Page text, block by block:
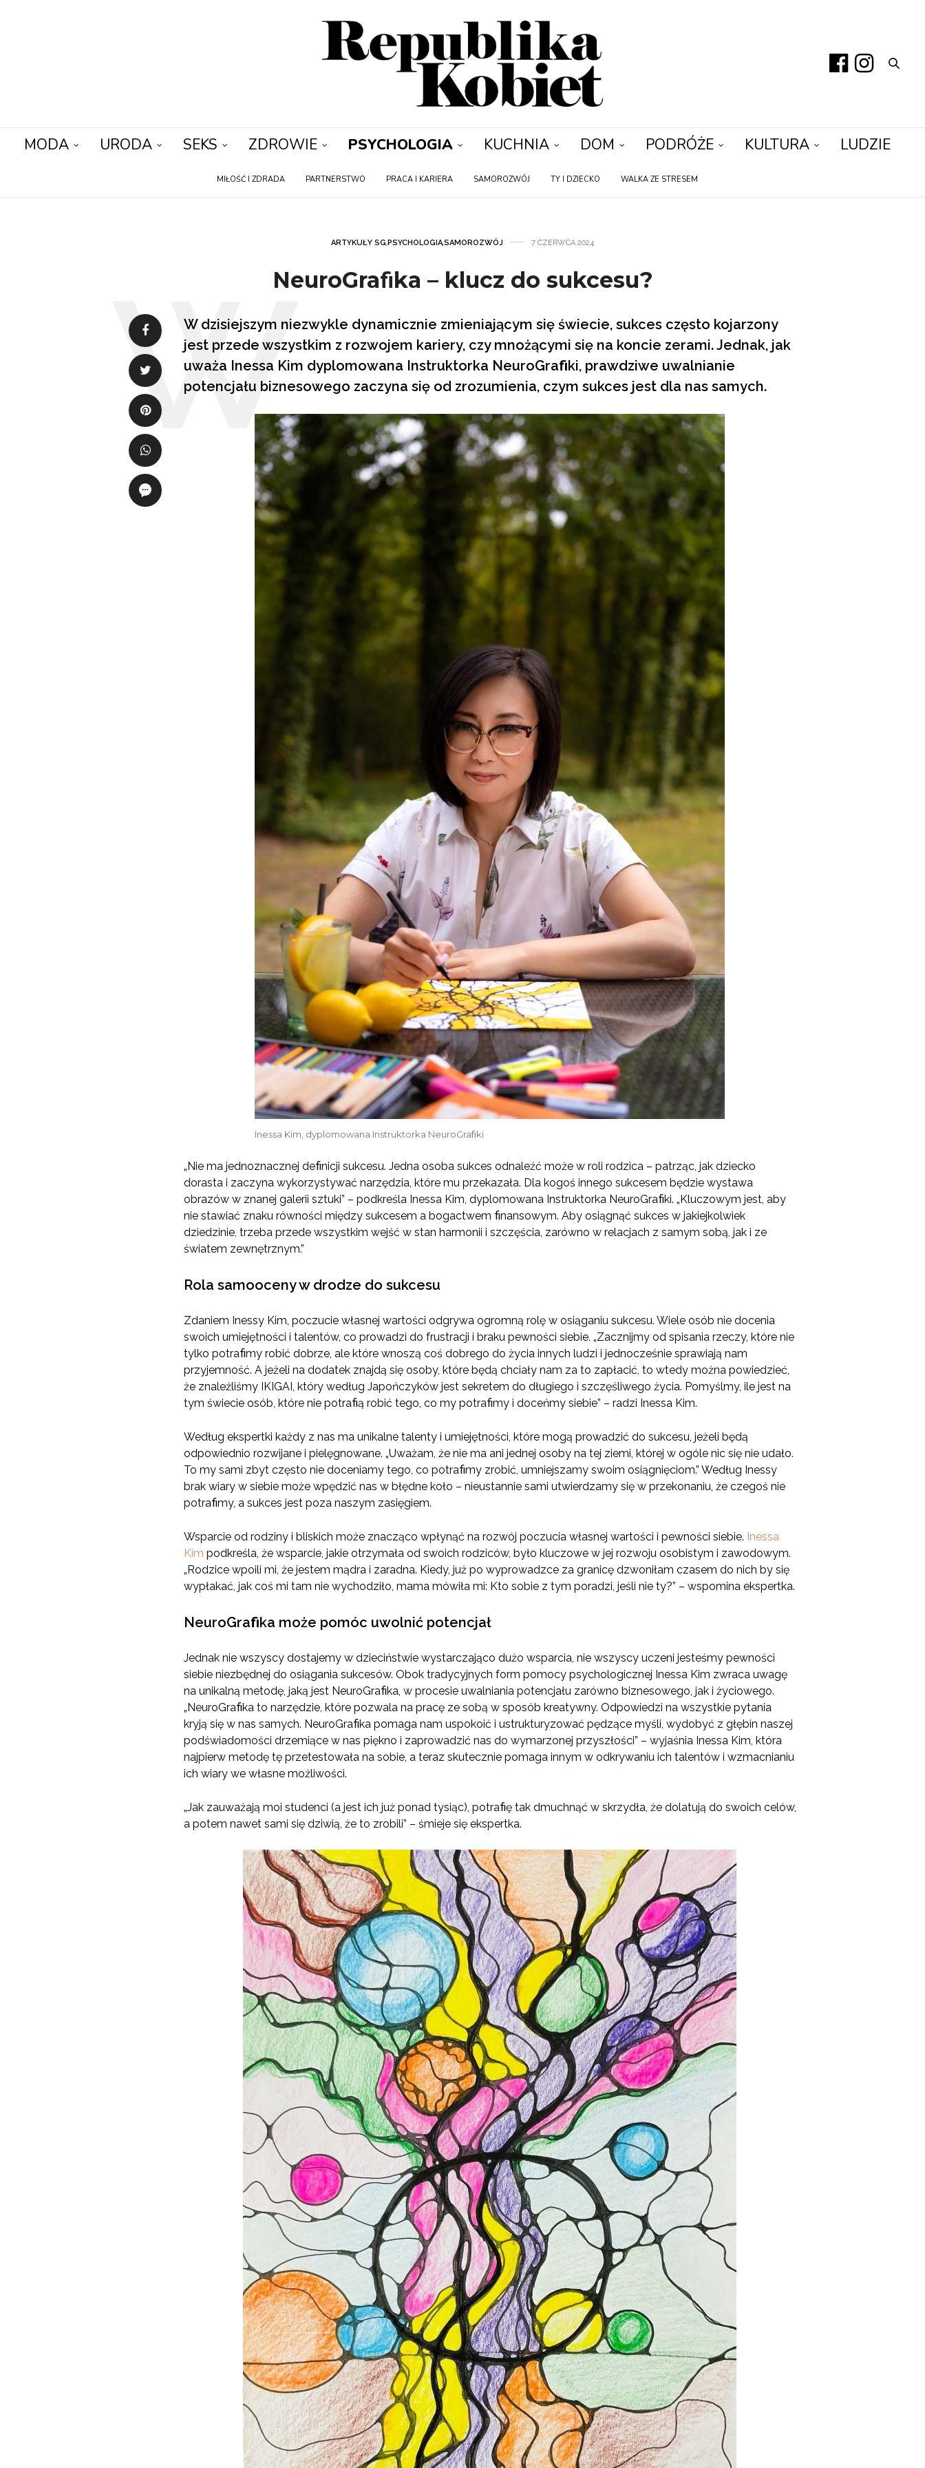
MODA URODA SEKS ZDROWIE PSYCHOLOGIA KUCHNIA DOM PODRÓŻE KULTURA LUDZIE
MIŁOŚĆ I ZDRADA PARTNERSTWO PRACA I KARIERA SAMOROZWÓJ TY I DZIECKO WALKA ZE STRESEM
ARTYKUŁY SG,PSYCHOLOGIA,SAMOROZWÓJ 7 CZERWCA 2024
NeuroGraﬁka – klucz do sukcesu?
W dzisiejszym niezwykle dynamicznie zmieniającym się świecie, sukces często kojarzony
jest przede wszystkim z rozwojem kariery, czy mnożącymi się na koncie zerami. Jednak, jak
uważa Inessa Kim dyplomowana Instruktorka NeuroGraﬁki, prawdziwe uwalnianie
potencjału biznesowego zaczyna się od zrozumienia, czym sukces jest dla nas samych.
Inessa Kim, dyplomowana Instruktorka NeuroGraﬁki
„Nie ma jednoznacznej deﬁnicji sukcesu. Jedna osoba sukces odnaleźć może w roli rodzica – patrząc, jak dziecko
dorasta i zaczyna wykorzystywać narzędzia, które mu przekazała. Dla kogoś innego sukcesem będzie wystawa
obrazów w znanej galerii sztuki” – podkreśla Inessa Kim, dyplomowana Instruktorka NeuroGraﬁki. „Kluczowym jest, aby
nie stawiać znaku równości między sukcesem a bogactwem ﬁnansowym. Aby osiągnąć sukces w jakiejkolwiek
dziedzinie, trzeba przede wszystkim wejść w stan harmonii i szczęścia, zarówno w relacjach z samym sobą, jak i ze
światem zewnętrznym.”
Rola samooceny w drodze do sukcesu
Zdaniem Inessy Kim, poczucie własnej wartości odgrywa ogromną rolę w osiąganiu sukcesu. Wiele osób nie docenia
swoich umiejętności i talentów, co prowadzi do frustracji i braku pewności siebie. „Zacznijmy od spisania rzeczy, które nie
tylko potraﬁmy robić dobrze, ale które wnoszą coś dobrego do życia innych ludzi i jednocześnie sprawiają nam
przyjemność. A jeżeli na dodatek znajdą się osoby, które będą chciały nam za to zapłacić, to wtedy można powiedzieć,
że znaleźliśmy IKIGAI, który według Japończyków jest sekretem do długiego i szczęśliwego życia. Pomyślmy, ile jest na
tym świecie osób, które nie potraﬁą robić tego, co my potraﬁmy i doceńmy siebie” – radzi Inessa Kim.
Według ekspertki każdy z nas ma unikalne talenty i umiejętności, które mogą prowadzić do sukcesu, jeżeli będą
odpowiednio rozwijane i pielęgnowane. „Uważam, że nie ma ani jednej osoby na tej ziemi, której w ogóle nic się nie udało.
To my sami zbyt często nie doceniamy tego, co potraﬁmy zrobić, umniejszamy swoim osiągnięciom.” Według Inessy
brak wiary w siebie może wpędzić nas w błędne koło – nieustannie sami utwierdzamy się w przekonaniu, że czegoś nie
potraﬁmy, a sukces jest poza naszym zasięgiem.
Wsparcie od rodziny i bliskich może znacząco wpłynąć na rozwój poczucia własnej wartości i pewności siebie. Inessa
Kim podkreśla, że wsparcie, jakie otrzymała od swoich rodziców, było kluczowe w jej rozwoju osobistym i zawodowym.
„Rodzice wpoili mi, że jestem mądra i zaradna. Kiedy, już po wyprowadzce za granicę dzwoniłam czasem do nich by się
wypłakać, jak coś mi tam nie wychodziło, mama mówiła mi: Kto sobie z tym poradzi, jeśli nie ty?” – wspomina ekspertka.
NeuroGraﬁka może pomóc uwolnić potencjał
Jednak nie wszyscy dostajemy w dzieciństwie wystarczająco dużo wsparcia, nie wszyscy uczeni jesteśmy pewności
siebie niezbędnej do osiągania sukcesów. Obok tradycyjnych form pomocy psychologicznej Inessa Kim zwraca uwagę
na unikalną metodę, jaką jest NeuroGraﬁka, w procesie uwalniania potencjału zarówno biznesowego, jak i życiowego.
„NeuroGraﬁka to narzędzie, które pozwala na pracę ze sobą w sposób kreatywny. Odpowiedzi na wszystkie pytania
kryją się w nas samych. NeuroGraﬁka pomaga nam uspokoić i ustrukturyzować pędzące myśli, wydobyć z głębin naszej
podświadomości drzemiące w nas piękno i zaprowadzić nas do wymarzonej przyszłości” – wyjaśnia Inessa Kim, która
najpierw metodę tę przetestowała na sobie, a teraz skutecznie pomaga innym w odkrywaniu ich talentów i wzmacnianiu
ich wiary we własne możliwości.
„Jak zauważają moi studenci (a jest ich już ponad tysiąc), potraﬁę tak dmuchnąć w skrzydła, że dolatują do swoich celów,
a potem nawet sami się dziwią, że to zrobili” – śmieje się ekspertka.